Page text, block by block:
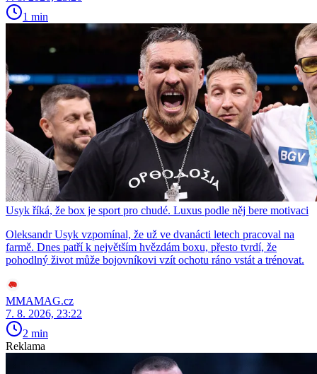
1 min
Usyk říká, že box je sport pro chudé. Luxus podle něj bere motivaci
Oleksandr Usyk vzpomínal, že už ve dvanácti letech pracoval na
farmě. Dnes patří k největším hvězdám boxu, přesto tvrdí, že
pohodlný život může bojovníkovi vzít ochotu ráno vstát a trénovat.
MMAMAG.cz
7. 8. 2026, 23:22
2 min
Reklama